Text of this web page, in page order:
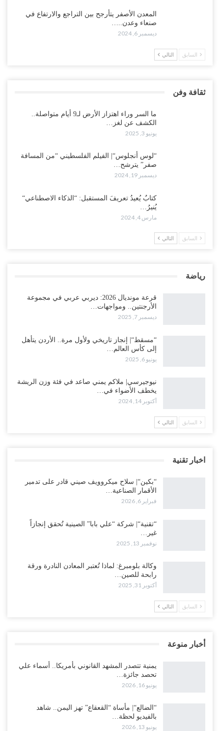
المعدن الأصفر يتأرجح بين التراجع والارتفاع في
صنعاء وعدن..…
ديسمبر 6, 2024
السابق التالي
ثقافة وفن
ما السر وراء اهتزاز الأرض لـ9 أيام متواصلة..
الكشف عن لغز…
يونيو 3, 2025
“لوس أنجلوس“| الفيلم الفلسطيني “من المسافة
صفر” يترشح…
ديسمبر 19, 2024
كتابٌ يُعيدُ تعريفَ المستقبل: “الذكاء الاصطناعي“
يُنيرُ…
مارس 4, 2024
السابق التالي
رياضة
قرعة مونديال 2026: ديربي عربي في مجموعة
الأرجنتين.. ومواجهات…
ديسمبر 7, 2025
“مسقط“| إنجاز تاريخي ولأول مرة.. الأردن يتأهل
إلى كأس العالم…
يونيو 6, 2025
نيوجيرسي| ملاكم يمني صاعد في فئة وزن الريشة
يخطف الأضواء في…
أكتوبر 14, 2024
السابق التالي
اخبار تقنية
“بكين“| سلاح ميكروويف صيني قادر على تدمير
الأقمار الصناعية…
فبراير 6, 2026
“تقنية“| شركة “علي بابا” الصينية تُحقق إنجازاً
غير…
نوفمبر 13, 2025
وكالة بلومبرغ: لماذا تُعتبر المعادن النادرة ورقة
رابحة للصين…
أكتوبر 31, 2025
السابق التالي
أخبار منوعة
يمنية تتصدر المشهد القانوني بأمريكا.. أسماء علي
تحصد جائزة…
يونيو 16, 2026
“الضالع“| مأساة “القعقاع” تهز اليمن.. شاهد
بالفيديو لحظة…
يونيو 13, 2026